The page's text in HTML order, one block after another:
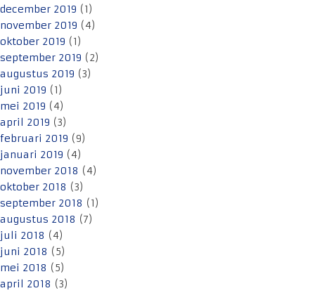
december 2019 (1)
november 2019 (4)
oktober 2019 (1)
september 2019 (2)
augustus 2019 (3)
juni 2019 (1)
mei 2019 (4)
april 2019 (3)
februari 2019 (9)
januari 2019 (4)
november 2018 (4)
oktober 2018 (3)
september 2018 (1)
augustus 2018 (7)
juli 2018 (4)
juni 2018 (5)
mei 2018 (5)
april 2018 (3)